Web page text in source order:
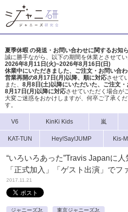
夏季休暇 の発送・お問い合わせに関するお知
誠に勝手ながら、以下の期間を休業とさせてい
2026年8月11日(火)~2026年8月16日(日)
休業中にいただきました、ご注文・お問い合わ
営業再開の8月17日(月)以降、順に対応させて
また、 8月8日(土)以降にいただいた、ご注文・
8月17日(月)以降に対応させていただく場合が
大変ご迷惑をおかけしますが、 何卒ご了承く
す。
V6 KinKi Kids 嵐
KAT-TUN Hey!Say!JUMP Kis-
“いろいろあった”Travis Japanに
「正式加入」「ゲスト出演」でフ
2017.11.21
ジャニーズJr.
東京ジャニーズJr.